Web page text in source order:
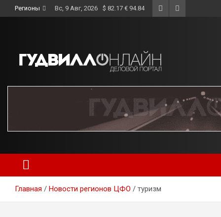
to
Регионы Вс, 9 Авг, 2026 $ 82.17 € 94.84
Главная Новости регионов ЦФО туризм